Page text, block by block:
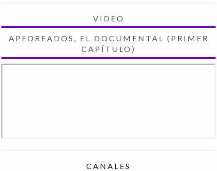
VIDEO
APEDREADOS, EL DOCUMENTAL (PRIMER
CAPÍTULO)
CANALES